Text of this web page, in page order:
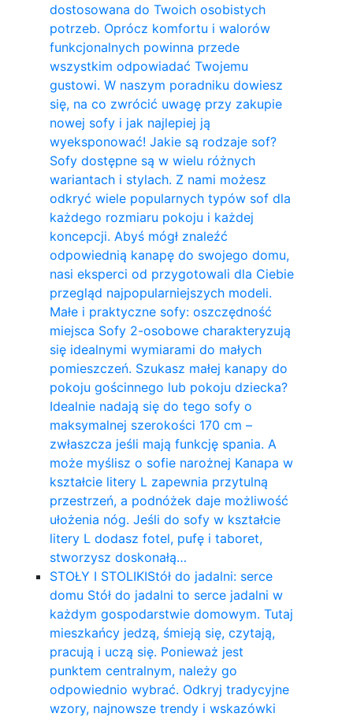
dostosowana do Twoich osobistych
potrzeb. Oprócz komfortu i walorów
funkcjonalnych powinna przede
wszystkim odpowiadać Twojemu
gustowi. W naszym poradniku dowiesz
się, na co zwrócić uwagę przy zakupie
nowej sofy i jak najlepiej ją
wyeksponować! Jakie są rodzaje sof?
Sofy dostępne są w wielu różnych
wariantach i stylach. Z nami możesz
odkryć wiele popularnych typów sof dla
każdego rozmiaru pokoju i każdej
koncepcji. Abyś mógł znaleźć
odpowiednią kanapę do swojego domu,
nasi eksperci od przygotowali dla Ciebie
przegląd najpopularniejszych modeli.
Małe i praktyczne sofy: oszczędność
miejsca Sofy 2-osobowe charakteryzują
się idealnymi wymiarami do małych
pomieszczeń. Szukasz małej kanapy do
pokoju gościnnego lub pokoju dziecka?
Idealnie nadają się do tego sofy o
maksymalnej szerokości 170 cm –
zwłaszcza jeśli mają funkcję spania. A
może myślisz o sofie narożnej Kanapa w
kształcie litery L zapewnia przytulną
przestrzeń, a podnóżek daje możliwość
ułożenia nóg. Jeśli do sofy w kształcie
litery L dodasz fotel, pufę i taboret,
stworzysz doskonałą…
STOŁY I STOLIKIStół do jadalni: serce
domu Stół do jadalni to serce jadalni w
każdym gospodarstwie domowym. Tutaj
mieszkańcy jedzą, śmieją się, czytają,
pracują i uczą się. Ponieważ jest
punktem centralnym, należy go
odpowiednio wybrać. Odkryj tradycyjne
wzory, najnowsze trendy i wskazówki